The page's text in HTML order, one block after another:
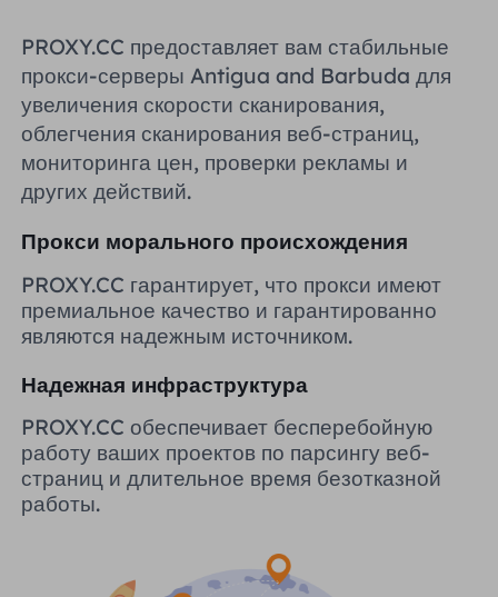
Россия
Больше интеграций
Português
PROXY.CC предоставляет вам стабильные
прокси-серверы Antigua and Barbuda для
увеличения скорости сканирования,
облегчения сканирования веб-страниц,
мониторинга цен, проверки рекламы и
других действий.
Прокси морального происхождения
PROXY.CC гарантирует, что прокси имеют
премиальное качество и гарантированно
являются надежным источником.
Надежная инфраструктура
PROXY.CC обеспечивает бесперебойную
работу ваших проектов по парсингу веб-
страниц и длительное время безотказной
работы.